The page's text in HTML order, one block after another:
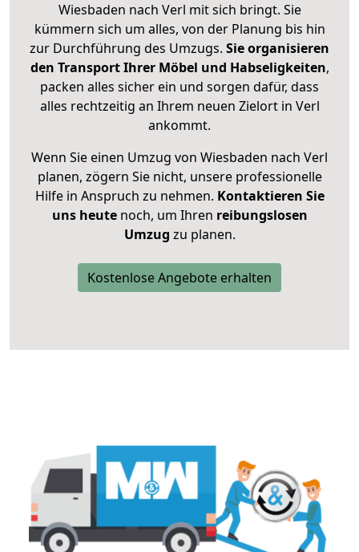
Wiesbaden nach Verl mit sich bringt. Sie
kümmern sich um alles, von der Planung bis hin
zur Durchführung des Umzugs. Sie organisieren
den Transport Ihrer Möbel und Habseligkeiten,
packen alles sicher ein und sorgen dafür, dass
alles rechtzeitig an Ihrem neuen Zielort in Verl
ankommt.
Wenn Sie einen Umzug von Wiesbaden nach Verl
planen, zögern Sie nicht, unsere professionelle
Hilfe in Anspruch zu nehmen. Kontaktieren Sie
uns heutenoch, um Ihren reibungslosen
Umzug zu planen.
Kostenlose Angebote erhalten